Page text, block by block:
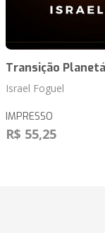
Transição
Israel Foguel
IMPRESSO
R$ 55,25